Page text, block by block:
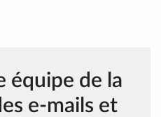
équipe de la
e-mails et